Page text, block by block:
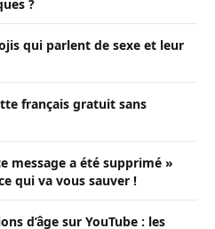
?
qui parlent de sexe et leur
français gratuit sans
message a été supprimé »
qui va vous sauver !
d’âge sur YouTube : les